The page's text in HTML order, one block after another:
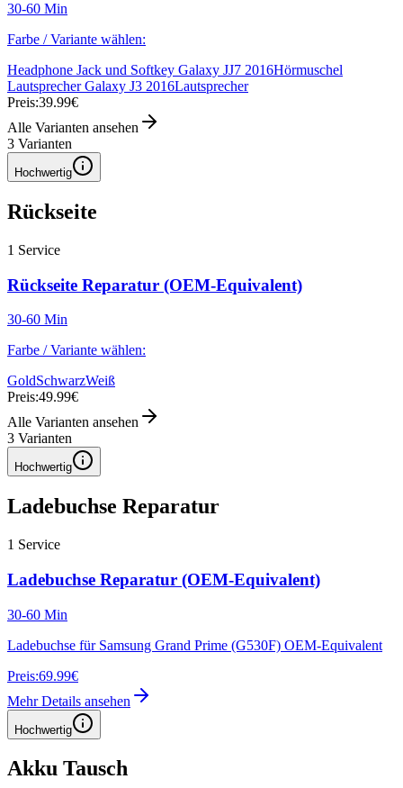
30-60 Min
Farbe / Variante wählen:
Headphone Jack und Softkey Galaxy JJ7 2016Hörmuschel
Lautsprecher Galaxy J3 2016Lautsprecher
Preis:39.99€
Alle Varianten ansehen
3 Varianten
Hochwertig
Rückseite
1 Service
Rückseite Reparatur (OEM-Equivalent)
30-60 Min
Farbe / Variante wählen:
GoldSchwarzWeiß
Preis:49.99€
Alle Varianten ansehen
3 Varianten
Hochwertig
Ladebuchse Reparatur
1 Service
Ladebuchse Reparatur (OEM-Equivalent)
30-60 Min
Ladebuchse für Samsung Grand Prime (G530F) OEM-Equivalent
Preis:69.99€
Mehr Details ansehen
Hochwertig
Akku Tausch